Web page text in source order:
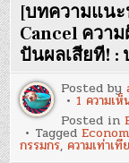
[บทความแนะ
Cancel ควา
ปันผลเสียที! :
Posted by
1 ความเห็
Posted in
Tagged
กรรมกร, ความเท่าเที